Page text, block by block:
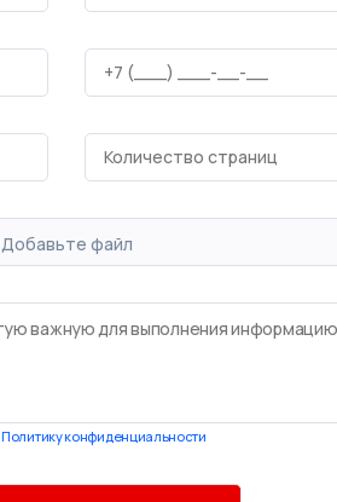
Добавьте файл
Политику конфиденциальности